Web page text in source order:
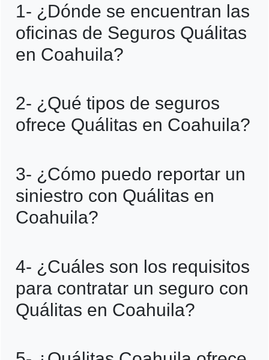
1- ¿Dónde se encuentran las
oficinas de Seguros Quálitas
en Coahuila?
principales ciudades de Coahuila como
Saltillo, Torreón y Monclova. Puedes
web oficial.
2- ¿Qué tipos de seguros
ofrece Quálitas en Coahuila?
flotillas y transporte, además de servicios
adicionales como asistencia vial y legal.
3- ¿Cómo puedo reportar un
siniestro con Quálitas en
Coahuila?
al 800 800 2880, disponible las 24 horas
del día.
4- ¿Cuáles son los requisitos
para contratar un seguro con
Quálitas en Coahuila?